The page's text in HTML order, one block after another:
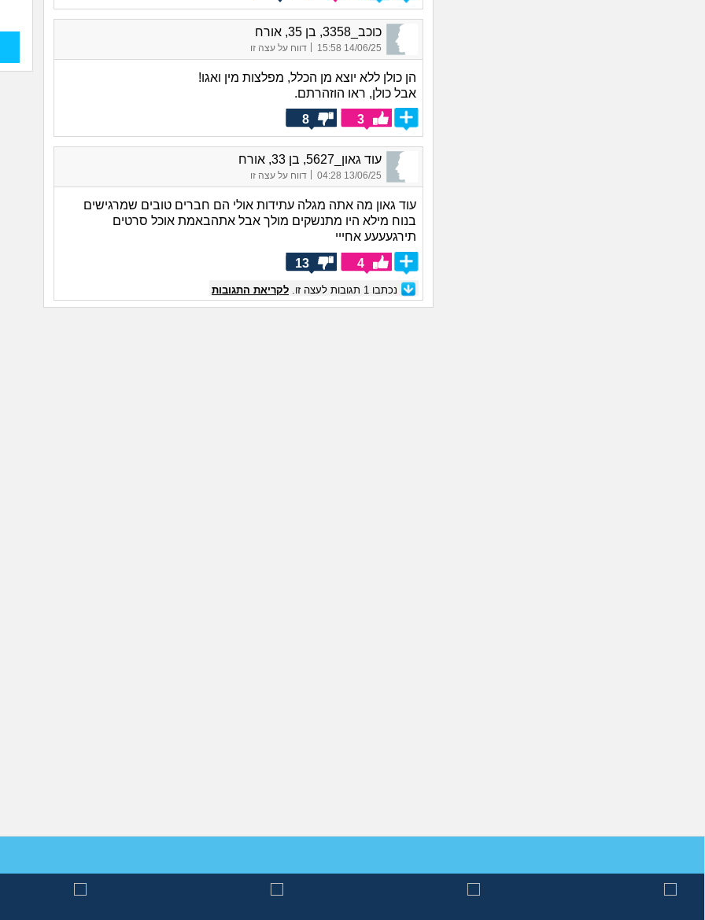
כוכב_3358, בן 35, אורח
14/06/25 15:58 דווח על עצה זו
הן כולן ללא יוצא מן הכלל, מפלצות מין ואגו!
אבל כולן, ראו הוזהרתם.
3
8
עוד גאון_5627, בן 33, אורח
13/06/25 04:28 דווח על עצה זו
עוד גאון מה אתה מגלה עתידות אולי הם חברים טובים שמרגישים
בנוח מילא היו מתנשקים מולך אבל אתהבאמת אוכל סרטים
תירגעעעע אחייי
4
13
נכתבו 1 תגובות לעצה זו. לקריאת התגובות